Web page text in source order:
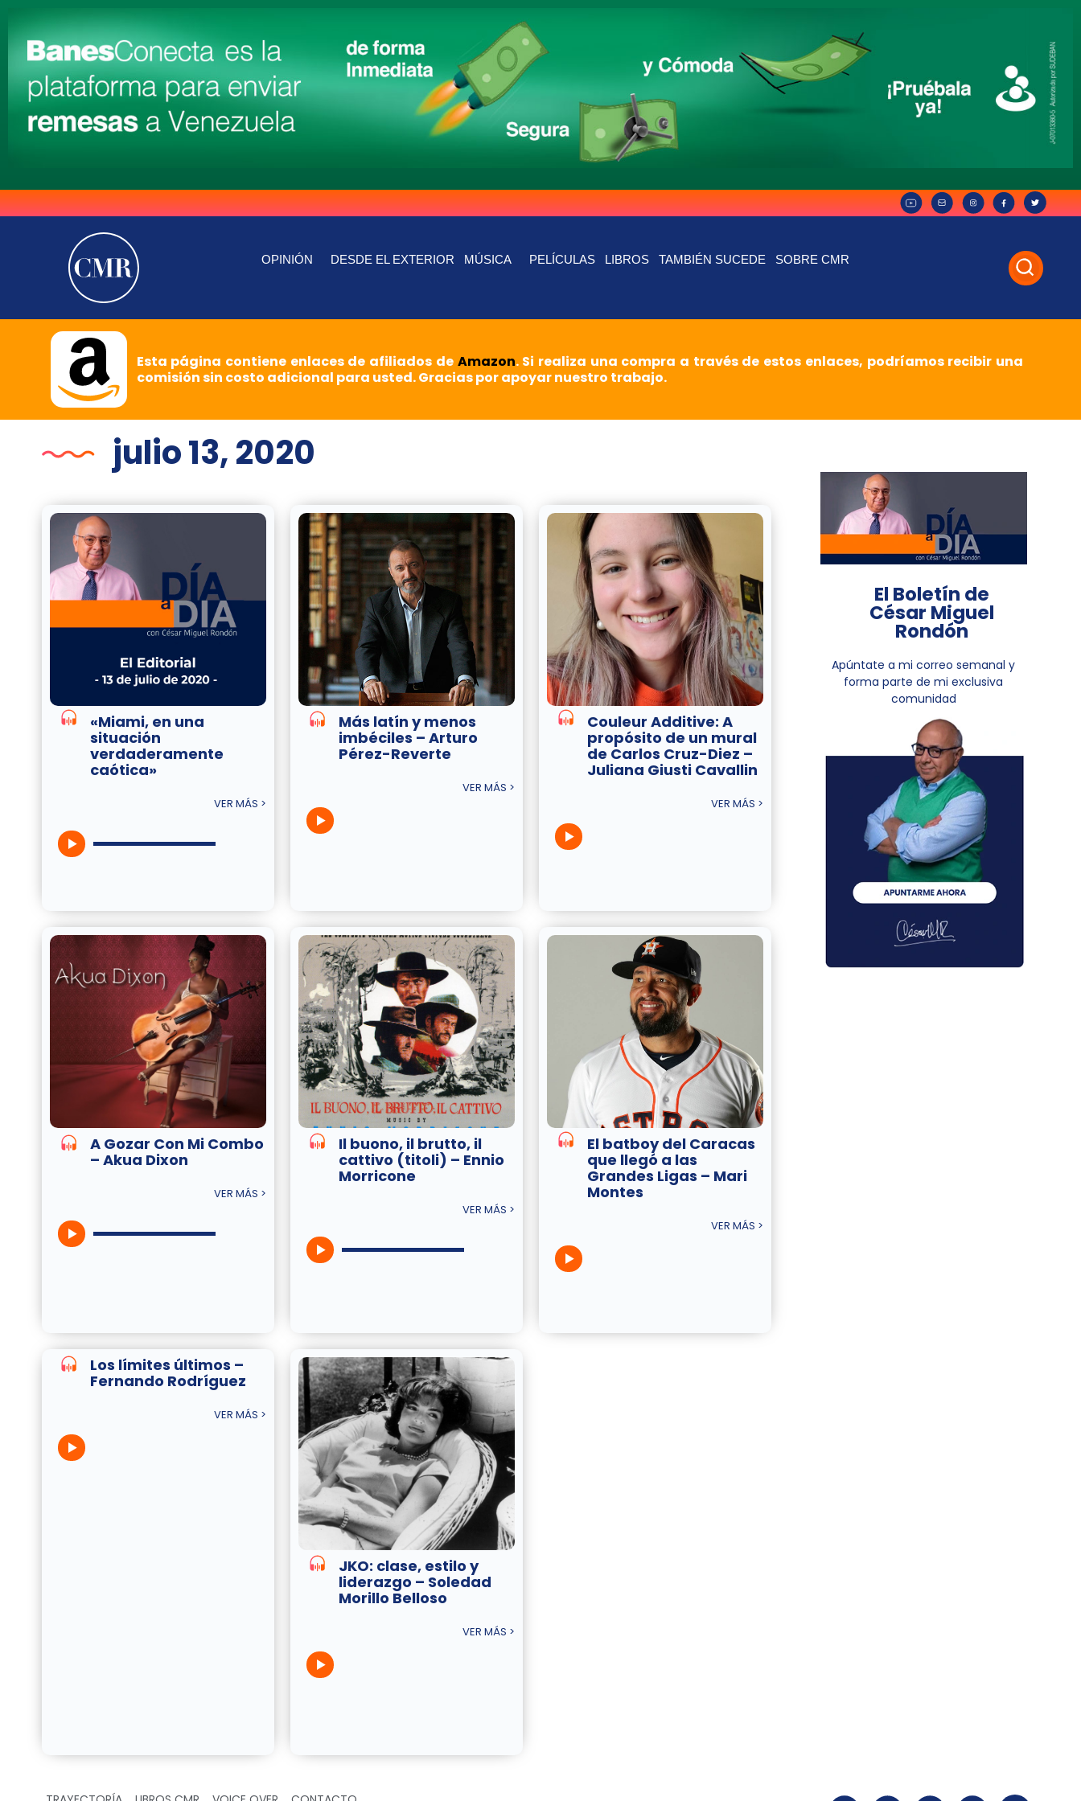
OPINIÓN DESDE EL EXTERIOR MÚSICA PELÍCULAS LIBROS TAMBIÉN SUCEDE SOBRE CMR
Esta página contiene enlaces de afiliados de Amazon. Si realiza una compra a través de estos enlaces, podríamos recibir una
comisión sin costo adicional para usted. Gracias por apoyar nuestro trabajo.
julio 13, 2020
«Miami, en una
situación
verdaderamente
caótica»
VER MÁS >
Más latín y menos
imbéciles – Arturo
Pérez-Reverte
VER MÁS >
Couleur Additive: A
propósito de un mural
de Carlos Cruz-Diez –
Juliana Giusti Cavallin
VER MÁS >
A Gozar Con Mi Combo
– Akua Dixon
VER MÁS >
Il buono, il brutto, il
cattivo (titoli) – Ennio
Morricone
VER MÁS >
El batboy del Caracas
que llegó a las
Grandes Ligas – Mari
Montes
VER MÁS >
Los límites últimos –
Fernando Rodríguez
VER MÁS >
JKO: clase, estilo y
liderazgo – Soledad
Morillo Belloso
VER MÁS >
El Boletín de
César Miguel
Rondón
Apúntate a mi correo semanal y
forma parte de mi exclusiva
comunidad